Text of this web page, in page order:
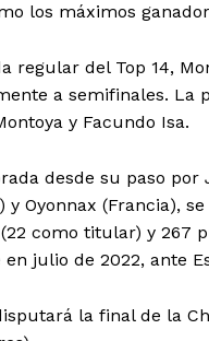
los máximos
regular del Top 14,
a semifinales. La
y Facundo Isa.
desde su paso
Oyonnax (Francia),
como titular) y 267
julio de 2022, ante
la final de la